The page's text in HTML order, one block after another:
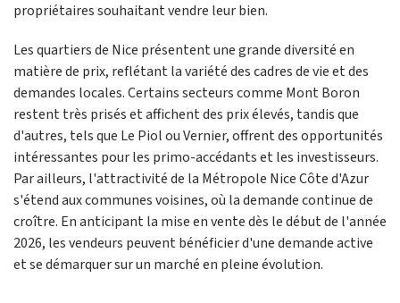
propriétaires souhaitant vendre leur bien.
Les quartiers de Nice présentent une grande diversité en
matière de prix, reflétant la variété des cadres de vie et des
demandes locales. Certains secteurs comme Mont Boron
restent très prisés et affichent des prix élevés, tandis que
d'autres, tels que Le Piol ou Vernier, offrent des opportunités
intéressantes pour les primo-accédants et les investisseurs.
Par ailleurs, l'attractivité de la Métropole Nice Côte d'Azur
s'étend aux communes voisines, où la demande continue de
croître. En anticipant la mise en vente dès le début de l'année
2026, les vendeurs peuvent bénéficier d'une demande active
et se démarquer sur un marché en pleine évolution.